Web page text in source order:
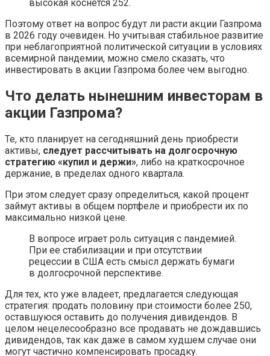
высокая коснется 252.
Поэтому ответ на вопрос будут ли расти акции Газпрома
в 2026 году очевиден. Но учитывая стабильное развитие
при неблагоприятной политической ситуации в условиях
всемирной пандемии, можно смело сказать, что
инвестировать в акции Газпрома более чем выгодно.
Что делать нынешним инвесторам в
акции Газпрома?
Те, кто планирует на сегодняшний день приобрести
активы, следует рассчитывать на долгосрочную
стратегию «купил и держи», либо на краткосрочное
держание, в пределах одного квартала.
При этом следует сразу определиться, какой процент
займут активы в общем портфеле и приобрести их по
максимально низкой цене.
В вопросе играет роль ситуация с пандемией.
При ее стабилизации и при отсутствии
рецессии в США есть смысл держать бумаги
в долгосрочной перспективе.
Для тех, кто уже владеет, предлагается следующая
стратегия: продать половину при стоимости более 250,
оставшуюся оставить до получения дивидендов. В
целом нецелесообразно все продавать не дождавшись
дивидендов, так как даже в самом худшем случае они
могут частично компенсировать просадку.